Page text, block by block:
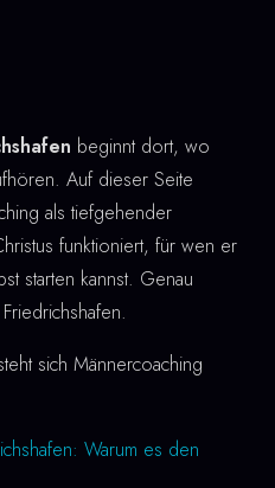
beginnt dort, wo
Auf dieser Seite
als tiefgehender
funktioniert, für wen er
starten kannst. Genau
sich Männercoaching
Warum es den